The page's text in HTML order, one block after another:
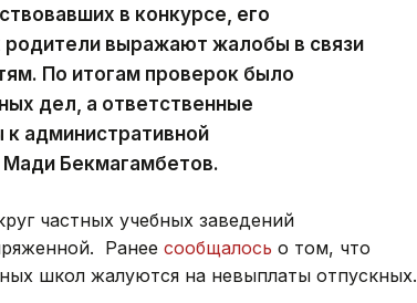
в конкурсе, его
родители выражают жалобы в связи
По итогам проверок было
дел, а ответственные
административной
Мади Бекмагамбетов.
частных учебных заведений
Ранее сообщалось о том, что
школ жалуются на невыплаты отпускных.